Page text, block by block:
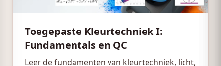
Toegepaste Kleurtechniek I:
Fundamentals en QC
Leer de fundamenten van kleurtechniek, licht,